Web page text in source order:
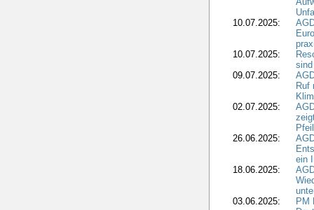
10.07.2025:
10.07.2025:
09.07.2025:
Ruf
02.07.2025:
26.06.2025:
ein
18.06.2025:
03.06.2025:
PM